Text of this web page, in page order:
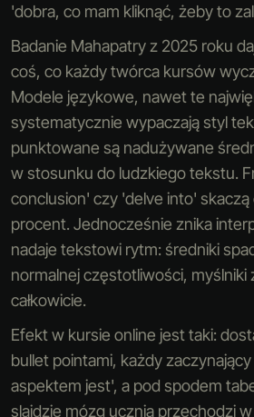
'dobra, co mam kliknąć, żeby to
Badanie Mahapatry z 2025 roku
coś, co każdy twórca kursów
Modele językowe, nawet te
systematycznie wypaczają styl
punktowane są nadużywane
w stosunku do ludzkiego tekstu.
conclusion' czy 'delve into' skaczą
procent. Jednocześnie znika
nadaje tekstowi rytm: średniki
normalnej częstotliwości, myślniki
całkowicie.
Efekt w kursie online jest taki:
bullet pointami, każdy
aspektem jest', a pod spodem
slajdzie mózg ucznia przechodzi